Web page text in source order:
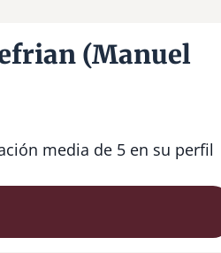
(Manuel
media de 5 en su perfil